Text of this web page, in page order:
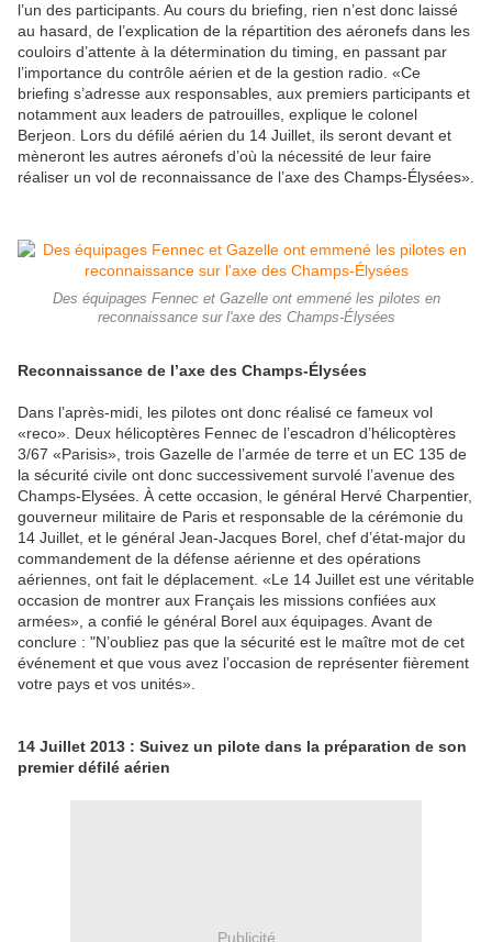
l’un des participants. Au cours du briefing, rien n’est donc laissé
au hasard, de l’explication de la répartition des aéronefs dans les
couloirs d’attente à la détermination du timing, en passant par
l’importance du contrôle aérien et de la gestion radio. «Ce
briefing s’adresse aux responsables, aux premiers participants et
notamment aux leaders de patrouilles, explique le colonel
Berjeon. Lors du défilé aérien du 14 Juillet, ils seront devant et
mèneront les autres aéronefs d’où la nécessité de leur faire
réaliser un vol de reconnaissance de l’axe des Champs-Élysées».
Des équipages Fennec et Gazelle ont emmené les pilotes en
reconnaissance sur l'axe des Champs-Élysées
Reconnaissance de l’axe des Champs-Élysées
Dans l’après-midi, les pilotes ont donc réalisé ce fameux vol
«reco». Deux hélicoptères Fennec de l’escadron d’hélicoptères
3/67 «Parisis», trois Gazelle de l’armée de terre et un EC 135 de
la sécurité civile ont donc successivement survolé l’avenue des
Champs-Elysées. À cette occasion, le général Hervé Charpentier,
gouverneur militaire de Paris et responsable de la cérémonie du
14 Juillet, et le général Jean-Jacques Borel, chef d’état-major du
commandement de la défense aérienne et des opérations
aériennes, ont fait le déplacement. «Le 14 Juillet est une véritable
occasion de montrer aux Français les missions confiées aux
armées», a confié le général Borel aux équipages. Avant de
conclure : "N’oubliez pas que la sécurité est le maître mot de cet
événement et que vous avez l’occasion de représenter fièrement
votre pays et vos unités».
14 Juillet 2013 : Suivez un pilote dans la préparation de son
premier défilé aérien
Publicité